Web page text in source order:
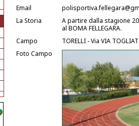
Email
La Storia
A partire dalla stagione
al BOMA FELLEGARA.
Campo
TORELLI - Via VIA
Foto Campo